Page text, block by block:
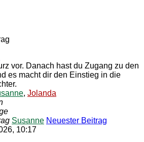
vor. Danach hast du Zugang zu den
es macht dir den Einstieg in die
, Jolanda
Susanne Neuester Beitrag
10:17